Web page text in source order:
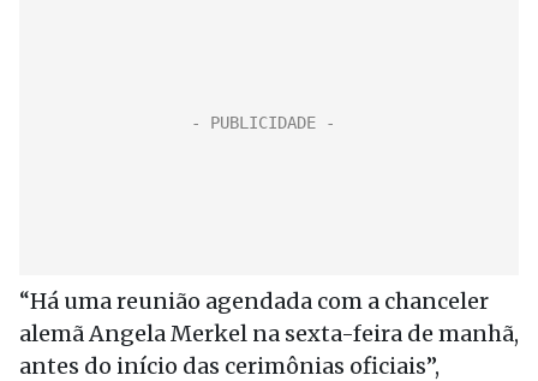
“Há uma reunião agendada com a chanceler
alemã Angela Merkel na sexta-feira de manhã,
antes do início das cerimônias oficiais”,